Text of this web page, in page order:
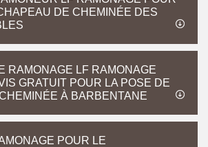
DE CHEMINÉE DES
RAMONAGE LF RAMONAGE
GRATUIT POUR LA POSE DE
À BARBENTANE
POUR LE